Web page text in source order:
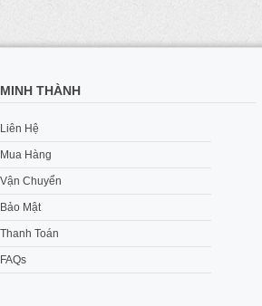
MINH THÀNH
Liên Hệ
Mua Hàng
Vận Chuyển
Bảo Mật
Thanh Toán
FAQs